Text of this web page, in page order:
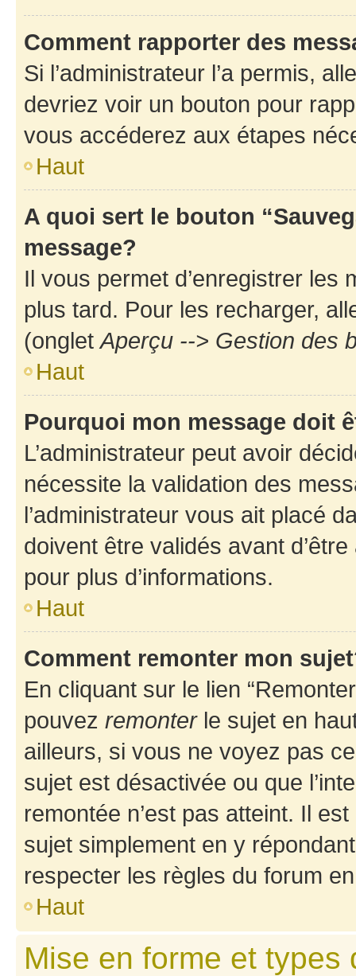
Comment rapporter des
Si l’administrateur l’a permis,
devriez voir un bouton pour
vous accéderez aux étapes
Haut
A quoi sert le bouton
message?
Il vous permet d’enregistrer
plus tard. Pour les recharger,
(ongletAperçu --> Gestion des
Haut
Pourquoi mon message doit
L’administrateur peut avoir
nécessite la validation des
l’administrateur vous ait placé
doivent être validés avant
pour plus d’informations.
Haut
Comment remonter mon
En cliquant sur le lien
pouvez remonterle sujet en
ailleurs, si vous ne voyez pas
sujet est désactivée ou que
remontée n’est pas atteint. Il
sujet simplement en y
respecter les règles du forum
Haut
Mise en forme et types